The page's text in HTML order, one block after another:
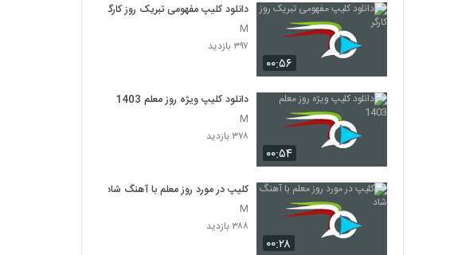
۰۰:۵۶
دانلود کلیپ مفهومی تبریک روز کارگر
M
۳۹۷ بازدید
۰۰:۵۴
دانلود کلیپ ویژه روز معلم 1403
M
۳۷۸ بازدید
۰۰:۲۸
کلیپ در مورد روز معلم با آهنگ شاد
M
۳۸۸ بازدید